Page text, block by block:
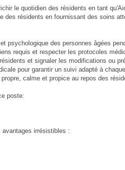
le quotidien des résidents en tant
des résidents en fournissant des soins
psychologique des personnes âgées
requis et respecter les protocoles
et signaler les modifications ou
pour garantir un suivi adapté à
calme et propice au repos des
poste:
avantages irrésistibles :